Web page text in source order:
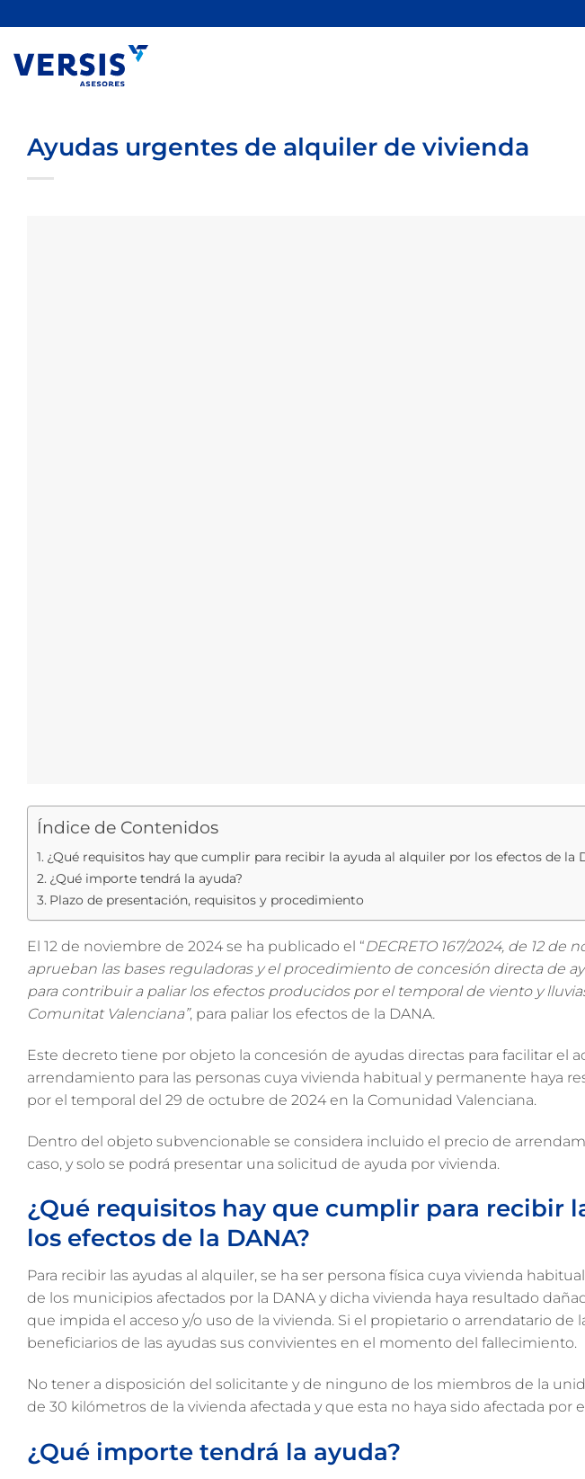
contenido
Ayudas urgentes de alquiler de vivienda
Índice de Contenidos
¿Qué requisitos hay que cumplir para recibir la ayuda al alquiler por los efectos de la
¿Qué importe tendrá la ayuda?
Plazo de presentación, requisitos y procedimiento
El 12 de noviembre de 2024 se ha publicado el “DECRETO 167/2024, de 12 de
aprueban las bases reguladoras y el procedimiento de concesión directa de
para contribuir a paliar los efectos producidos por el temporal de viento y
Comunitat Valenciana”, para paliar los efectos de la DANA.
Este decreto tiene por objeto la concesión de ayudas directas para facilitar el
arrendamiento para las personas cuya vivienda habitual y permanente haya
por el temporal del 29 de octubre de 2024 en la Comunidad Valenciana.
Dentro del objeto subvencionable se considera incluido el precio de
caso, y solo se podrá presentar una solicitud de ayuda por vivienda.
¿Qué requisitos hay que cumplir para recibir
los efectos de la DANA?
Para recibir las ayudas al alquiler, se ha ser persona física cuya vivienda
de los municipios afectados por la DANA y dicha vivienda haya resultado
que impida el acceso y/o uso de la vivienda. Si el propietario o arrendatario de
beneficiarios de las ayudas sus convivientes en el momento del fallecimiento.
No tener a disposición del solicitante y de ninguno de los miembros de la
de 30 kilómetros de la vivienda afectada y que esta no haya sido afectada por
¿Qué importe tendrá la ayuda?